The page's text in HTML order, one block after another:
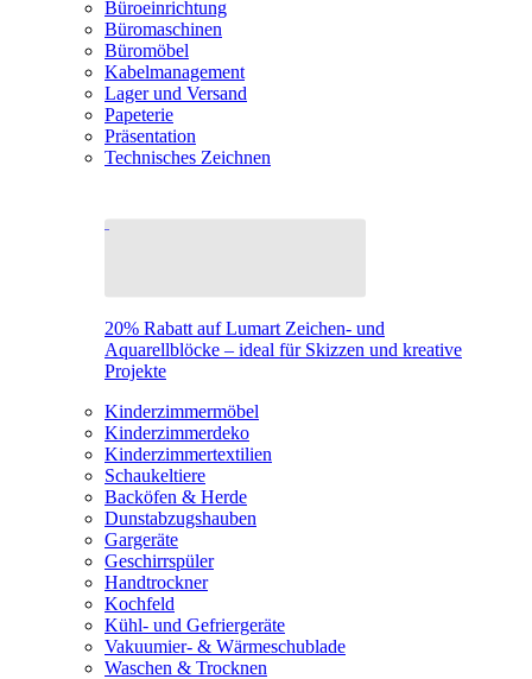
Büroeinrichtung
Büromaschinen
Büromöbel
Kabelmanagement
Lager und Versand
Papeterie
Präsentation
Technisches Zeichnen
20% Rabatt auf Lumart Zeichen- und
Aquarellblöcke – ideal für Skizzen und kreative
Projekte
Kinderzimmermöbel
Kinderzimmerdeko
Kinderzimmertextilien
Schaukeltiere
Backöfen & Herde
Dunstabzugshauben
Gargeräte
Geschirrspüler
Handtrockner
Kochfeld
Kühl- und Gefriergeräte
Vakuumier- & Wärmeschublade
Waschen & Trocknen